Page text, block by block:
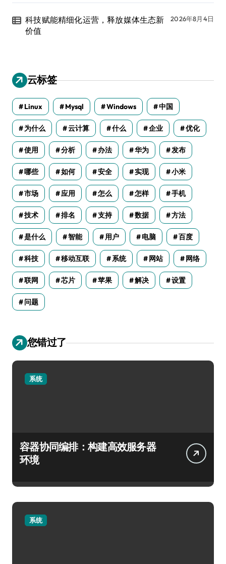
科技赋能精细化运营，释放媒体生态新
价值
2026年8月4日
云标签
Linux Mysql Windows 中国
为什么 云计算 什么 企业 优化
使用 分析 办法 华为 发布
哪些 如何 安全 实现 小米
市场 应用 怎么 怎样 手机
技术 排名 支持 数据 方法
是什么 智能 用户 电脑 百度
科技 移动互联 系统 网站 网络
联网 芯片 苹果 解决 设置
问题
您错过了
系统
容器协同编排：构建高效服务器
环境
系统